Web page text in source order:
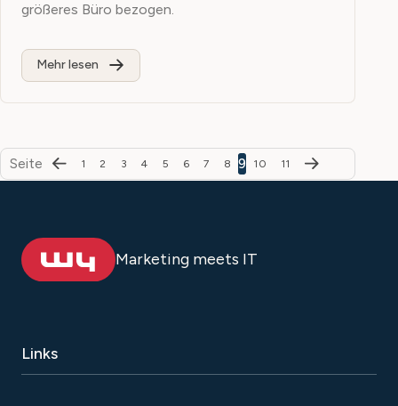
größeres Büro bezogen.
Mehr lesen
Seite 1 2 3 4 5 6 7 8 9 10 11
Marketing meets IT
Links